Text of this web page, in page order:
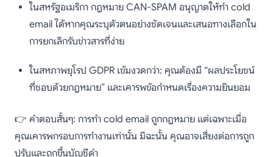
ในสหรัฐอเมริกา กฎหมาย CAN-SPAM อนุญาตให้ทำ cold
email ได้หากคุณระบุตัวตนอย่างชัดเจนและเสนอทางเลือกใน
การยกเลิกรับข่าวสารที่ง่าย
ในสหภาพยุโรป GDPR เข้มงวดกว่า: คุณต้องมี “ผลประโยชน์
ที่ชอบด้วยกฎหมาย” และเคารพข้อกำหนดเรื่องความยินยอม
👉 คำตอบสั้นๆ: การทำ cold email ถูกกฎหมาย แต่เฉพาะเมื่อ
คุณเคารพกรอบการทำงานเท่านั้น มิฉะนั้น คุณอาจเสี่ยงต่อการถูก
ปรับและถูกขึ้นบัญชีดำ